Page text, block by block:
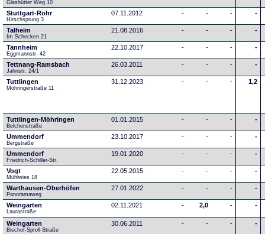
Glashütter Weg 10
Stuttgart-Rohr
Hirschsprung 3
07.11.2012 - - - -
Talheim
Im Schecken 21
21.08.2016 - - - -
Tannheim
Eggmannstr. 42
22.10.2017 - - - -
Tettnang-Ramsbach
Jahnstr. 24/1
26.03.2011 - - - -
Tuttlingen
Möhringerstraße 11
31.12.2023 - - - 1,2
Tuttlingen-Möhringen
Belchenstraße
01.01.2015 - - - -
Ummendorf
Bergstraße
23.10.2017 - - - -
Ummendorf
Friedrich-Schiller-Str.
19.01.2020 - - - -
Vogt
Mühlwies 18
22.05.2015 - - - -
Warthausen-Oberhöfen
Panoramaweg
27.01.2022 - - - -
Weingarten
Laurastraße
02.11.2021 - 2,0 - -
Weingarten
Bischof-Sproll-Straße
30.06.2011 - - - -